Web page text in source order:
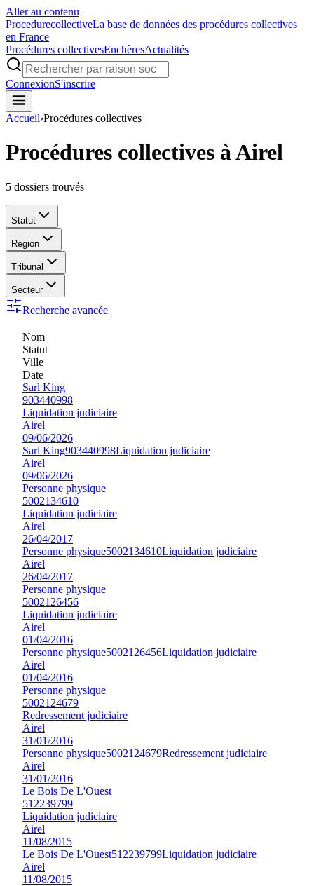
Aller au contenu
ProcedurecollectiveLa base de données des procédures collectives
en France
Procédures collectivesEnchèresActualités
ConnexionS'inscrire
Accueil›Procédures collectives
Procédures collectives à Airel
5 dossiers trouvés
Statut
Région
Tribunal
Secteur
Recherche avancée
Nom
Statut
Ville
Date
Sarl King
903440998
Liquidation judiciaire
Airel
09/06/2026
Sarl King903440998Liquidation judiciaire
Airel
09/06/2026
Personne physique
5002134610
Liquidation judiciaire
Airel
26/04/2017
Personne physique5002134610Liquidation judiciaire
Airel
26/04/2017
Personne physique
5002126456
Liquidation judiciaire
Airel
01/04/2016
Personne physique5002126456Liquidation judiciaire
Airel
01/04/2016
Personne physique
5002124679
Redressement judiciaire
Airel
31/01/2016
Personne physique5002124679Redressement judiciaire
Airel
31/01/2016
Le Bois De L'Ouest
512239799
Liquidation judiciaire
Airel
11/08/2015
Le Bois De L'Ouest512239799Liquidation judiciaire
Airel
11/08/2015